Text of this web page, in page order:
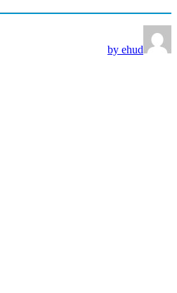
by ehud